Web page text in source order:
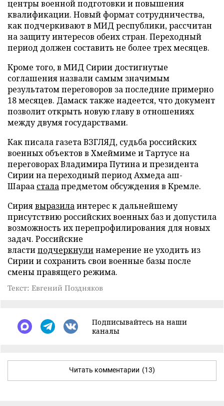
центры военной подготовки и повышения
квалификации. Новый формат сотрудничества,
как подчеркивают в МИД республики, рассчитан
на защиту интересов обеих стран. Переходный
период должен составить не более трех месяцев.
Кроме того, в МИД Сирии достигнутые
соглашения назвали самым значимым
результатом переговоров за последние примерно
18 месяцев. Дамаск также надеется, что документ
позволит открыть новую главу в отношениях
между двумя государствами.
Как писала газета ВЗГЛЯД, судьба российских
военных объектов в Хмеймиме и Тартусе на
переговорах Владимира Путина и президента
Сирии на переходный период Ахмеда аш-
Шараа сталапредметом обсуждения в Кремле.
Сириявыразилаинтерес к дальнейшему
присутствию российских военных баз и допустила
возможность их перепрофилирования для новых
задач. Российские
властиподчеркнулинамерение не уходить из
Сирии и сохранить свои военные базы после
смены правящего режима.
Текст: Евгений Поздняков
Подписывайтесь на наши
каналы
Читать комментарии (13)